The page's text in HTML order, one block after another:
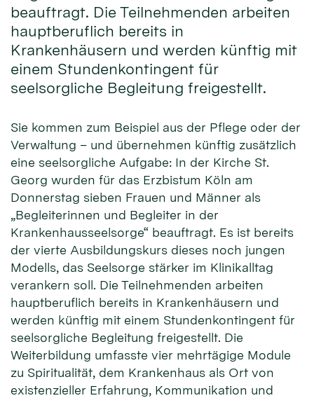
beauftragt. Die Teilnehmenden arbeiten
hauptberuflich bereits in
Krankenhäusern und werden künftig mit
einem Stundenkontingent für
seelsorgliche Begleitung freigestellt.
Sie kommen zum Beispiel aus der Pflege oder der
Verwaltung – und übernehmen künftig zusätzlich
eine seelsorgliche Aufgabe: In der Kirche St.
Georg wurden für das Erzbistum Köln am
Donnerstag sieben Frauen und Männer als
„Begleiterinnen und Begleiter in der
Krankenhausseelsorge“ beauftragt. Es ist bereits
der vierte Ausbildungskurs dieses noch jungen
Modells, das Seelsorge stärker im Klinikalltag
verankern soll. Die Teilnehmenden arbeiten
hauptberuflich bereits in Krankenhäusern und
werden künftig mit einem Stundenkontingent für
seelsorgliche Begleitung freigestellt. Die
Weiterbildung umfasste vier mehrtägige Module
zu Spiritualität, dem Krankenhaus als Ort von
existenzieller Erfahrung, Kommunikation und